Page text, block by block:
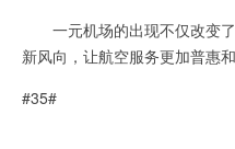
一元机场的出现不仅改变了
新风向，让航空服务更加普惠和
#35#